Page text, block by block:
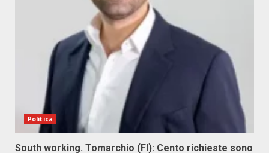
Politica
South working. Tomarchio (FI): Cento richieste sono